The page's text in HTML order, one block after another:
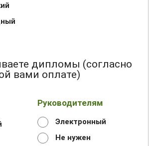
дипломы (согласно
вами оплате)
Руководителям
Электронный
Не нужен